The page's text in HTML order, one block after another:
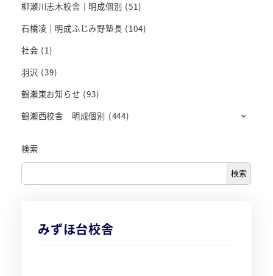
柳瀬川志木校舎｜明成個別 (51)
石橋凌｜明成ふじみ野塾長 (104)
社会 (1)
羽沢 (39)
鶴瀬東お知らせ (93)
鶴瀬西校舎 明成個別 (444)
検索
検索
みずほ台校舎